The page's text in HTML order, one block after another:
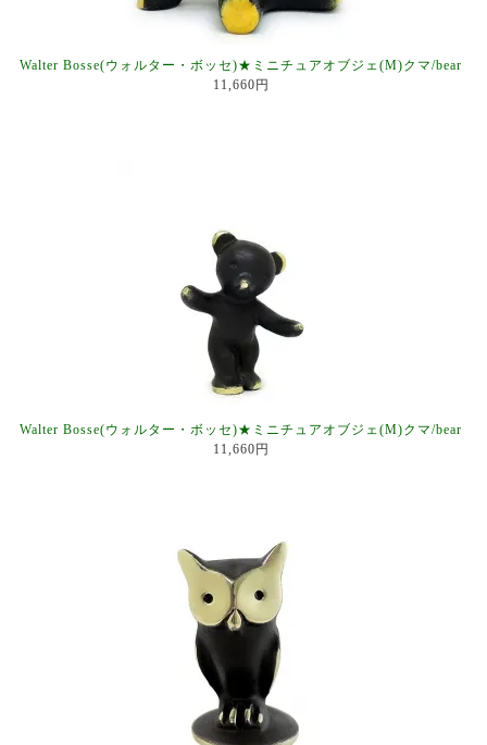
Walter Bosse(ウォルター・ボッセ)★ミニチュアオブジェ(M)クマ/bear
11,660円
Walter Bosse(ウォルター・ボッセ)★ミニチュアオブジェ(M)クマ/bear
11,660円